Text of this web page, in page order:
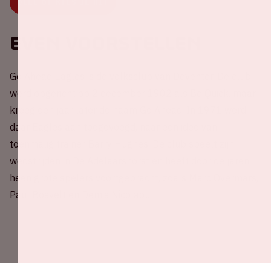
Even voorstellen
Go Ahead Eagles is de volksclub van Deventer. De club
werd opgericht op 2 december 1902 als Be Quick, maar
kreeg een jaar later de naam Go Ahead. In 1971 werd
daar Eagles aan toegevoegd, naar een idee van
toenmalig trainer Barry Hughes. De club speelt zijn
wedstrijden in De Adelaarshorst en heeft door de jaren
heen grote spelers voortgebracht, zoals Marc Overmars,
Paul Bosvelt en Demis Nicolaou.